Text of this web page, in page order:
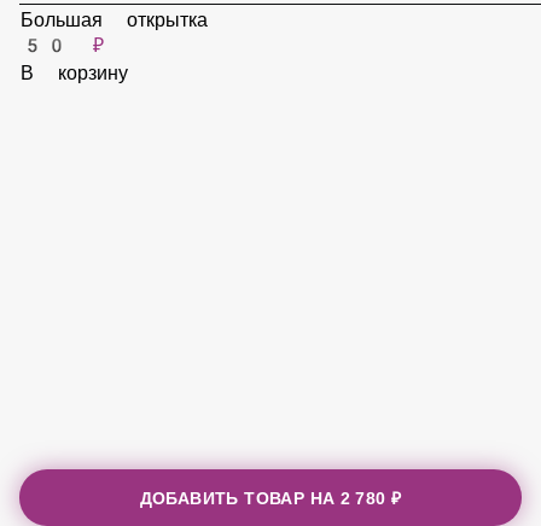
В корзину
Большая открытка
ДОБАВИТЬ ТОВАР НА 2 780 ₽